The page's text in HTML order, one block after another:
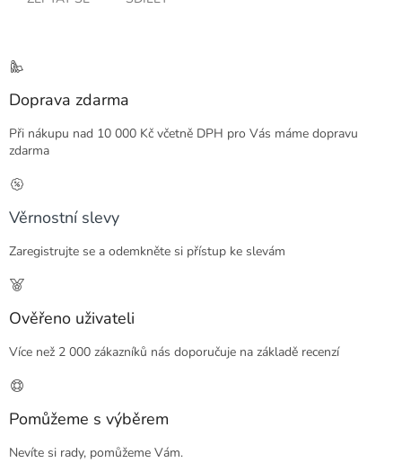
Doprava zdarma
Při nákupu nad 10 000 Kč včetně DPH pro Vás máme dopravu
zdarma
Věrnostní slevy
Zaregistrujte se a odemkněte si přístup ke slevám
Ověřeno uživateli
Více než 2 000 zákazníků nás doporučuje na základě recenzí
Pomůžeme s výběrem
Nevíte si rady, pomůžeme Vám.